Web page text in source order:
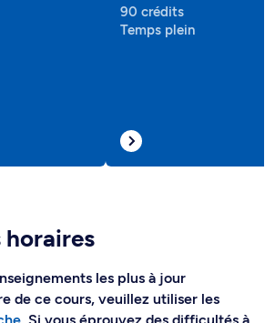
90 crédits
Temps plein
horaires
les plus à jour
de ce cours, veuillez utiliser les